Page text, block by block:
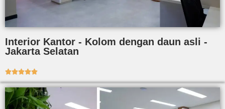
Interior Kantor - Kolom dengan daun asli -
Jakarta Selatan
